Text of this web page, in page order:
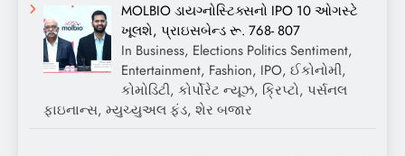
MOLBIO ડાયગ્નોસ્ટિક્સનો IPO 10 ઓગસ્ટે
ખૂલશે, પ્રાઇસબેન્ડ રૂ. 768- 807
In Business, Elections Politics Sentiment,
Entertainment, Fashion, IPO, ઈકોનોમી,
કોમોડિટી, કોર્પોરેટ ન્યૂઝ, ક્રિપ્ટો, પર્સનલ
ફાઇનાન્સ, મ્યુચ્યુઅલ ફંડ, શેર બજાર